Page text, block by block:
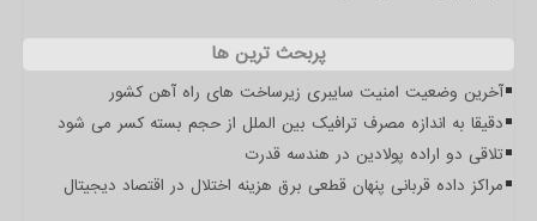
پربحث ترین ها
آخرین وضعیت امنیت سایبری زیرساخت های راه آهن کشور
دقیقا به اندازه مصرف ترافیک بین الملل از حجم بسته کسر می شود
تلاقی دو اراده پولادین در هندسه قدرت
مراکز داده قربانی پنهان قطعی برق هزینه اختلال در اقتصاد دیجیتال